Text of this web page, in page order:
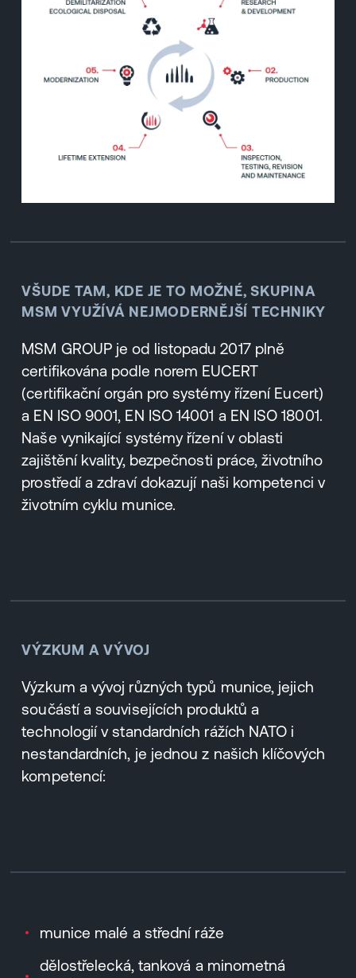
VŠUDE TAM, KDE JE TO MOŽNÉ, SKUPINA
MSM VYUŽÍVÁ NEJMODERNĚJŠÍ TECHNIKY
MSM GROUP je od listopadu 2017 plně
certifikována podle norem EUCERT
(certifikační orgán pro systémy řízení Eucert)
a EN ISO 9001, EN ISO 14001 a EN ISO 18001.
Naše vynikající systémy řízení v oblasti
zajištění kvality, bezpečnosti práce, životního
prostředí a zdraví dokazují naši kompetenci v
životním cyklu munice.
VÝZKUM A VÝVOJ
Výzkum a vývoj různých typů munice, jejich
součástí a souvisejících produktů a
technologií v standardních rážích NATO i
nestandardních, je jednou z našich klíčových
kompetencí:
munice malé a střední ráže
dělostřelecká, tanková a minometná